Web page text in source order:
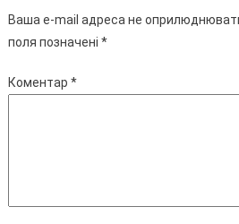
Ваша e-mail адреса не
поля позначені *
Коментар *